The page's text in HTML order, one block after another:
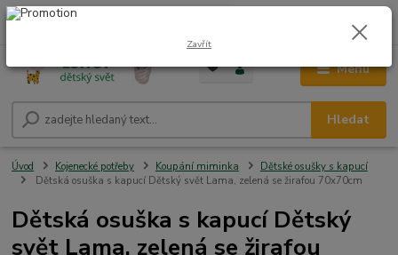
Menu
Hledat
+420 604 278 943 0,00 Kč
Úvod Kojenecké potřeby Koupání miminka
Dětské osušky s kapucí
Dětská osuška s kapucí Dětský svět Lama, zelená se žirafou 70x70cm
Dětská osuška s kapucí Dětský
svět Lama, zelená se žirafou
Zavřít